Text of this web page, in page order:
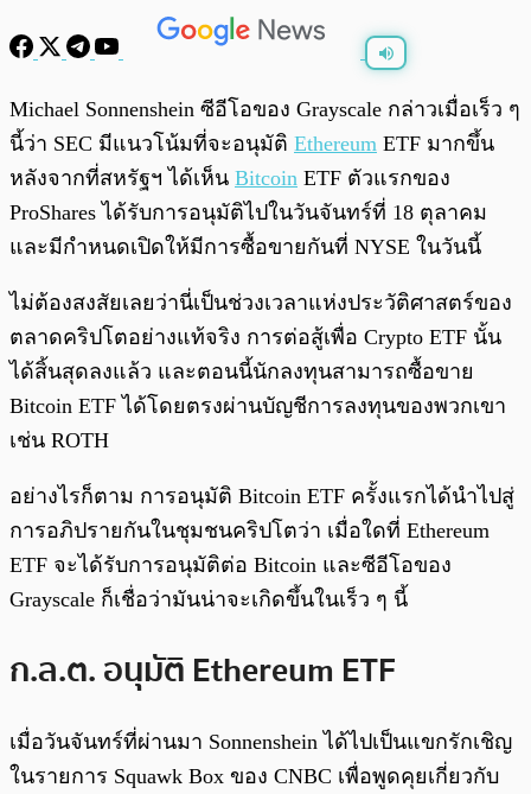
0:00 /0:00
Michael Sonnenshein ซีอีโอของ Grayscale กล่าวเมื่อเร็ว ๆ
นี้ว่า SEC มีแนวโน้มที่จะอนุมัติ Ethereum ETF มากขึ้น
หลังจากที่สหรัฐฯ ได้เห็น Bitcoin ETF ตัวแรกของ
ProShares ได้รับการอนุมัติไปในวันจันทร์ที่ 18 ตุลาคม
และมีกำหนดเปิดให้มีการซื้อขายกันที่ NYSE ในวันนี้
ไม่ต้องสงสัยเลยว่านี่เป็นช่วงเวลาแห่งประวัติศาสตร์ของ
ตลาดคริปโตอย่างแท้จริง การต่อสู้เพื่อ Crypto ETF นั้น
ได้สิ้นสุดลงแล้ว และตอนนี้นักลงทุนสามารถซื้อขาย
Bitcoin ETF ได้โดยตรงผ่านบัญชีการลงทุนของพวกเขา
เช่น ROTH
อย่างไรก็ตาม การอนุมัติ Bitcoin ETF ครั้งแรกได้นำไปสู่
การอภิปรายกันในชุมชนคริปโตว่า เมื่อใดที่ Ethereum
ETF จะได้รับการอนุมัติต่อ Bitcoin และซีอีโอของ
Grayscale ก็เชื่อว่ามันน่าจะเกิดขึ้นในเร็ว ๆ นี้
ก.ล.ต. อนุมัติ Ethereum ETF
เมื่อวันจันทร์ที่ผ่านมา Sonnenshein ได้ไปเป็นแขกรักเชิญ
ในรายการ Squawk Box ของ CNBC เพื่อพูดคุยเกี่ยวกับ